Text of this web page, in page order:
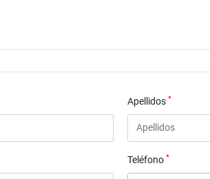
Apellidos *
Teléfono *